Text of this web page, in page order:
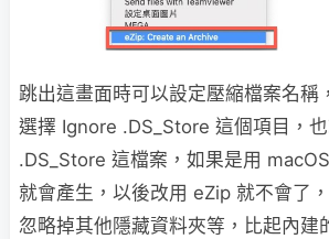
跳出這畫面時可以設定壓縮檔案名稱
選擇 Ignore .DS_Store 這個項目，
.DS_Store 這檔案，如果是用
就會產生，以後改用 eZip 就不會了
忽略掉其他隱藏資料夾等，比起內建